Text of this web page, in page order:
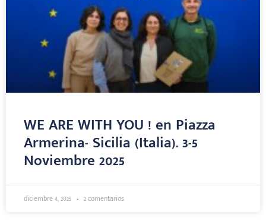
WE ARE WITH YOU ! en Piazza
Armerina- Sicilia (Italia). 3-5
Noviembre 2025
diciembre 4, 2025 2 comentarios